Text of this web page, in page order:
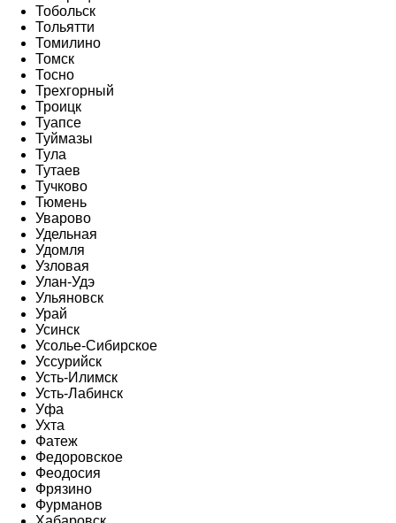
Тобольск
Тольятти
Томилино
Томск
Тосно
Трехгорный
Троицк
Туапсе
Туймазы
Тула
Тутаев
Тучково
Тюмень
Уварово
Удельная
Удомля
Узловая
Улан-Удэ
Ульяновск
Урай
Усинск
Усолье-Сибирское
Уссурийск
Усть-Илимск
Усть-Лабинск
Уфа
Ухта
Фатеж
Федоровское
Феодосия
Фрязино
Фурманов